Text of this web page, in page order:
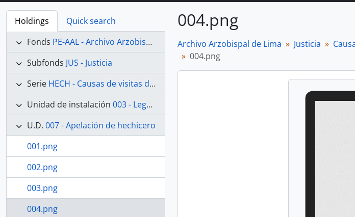
Holdings
Quick search
Fonds PE-AAL - Archivo Arzobispal de Lima
Subfonds JUS - Justicia
Serie HECH - Causas de visitas de hechicerías e Idolatrías
Unidad de instalación 003 - Legajo 03
U.D. 007 - Apelación de hechicero
001.png
002.png
003.png
004.png
004.png
Archivo Arzobispal de Lima Justicia
004.png